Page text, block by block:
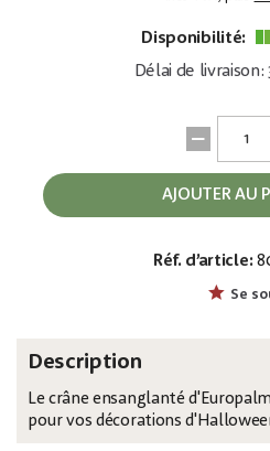
Disponibilité:
Délai de livraison:
AJOUTER AU
Réf. d’article:
Se
Description
Le crâne ensanglanté
pour vos décorations